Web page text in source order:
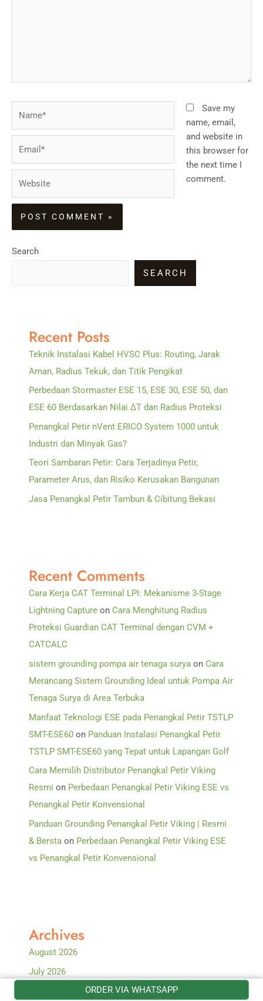
Save my
name, email,
and website in
this browser for
the next time I
comment.
Search
SEARCH
Recent Posts
Teknik Instalasi Kabel HVSC Plus: Routing, Jarak
Aman, Radius Tekuk, dan Titik Pengikat
Perbedaan Stormaster ESE 15, ESE 30, ESE 50, dan
ESE 60 Berdasarkan Nilai ΔT dan Radius Proteksi
Penangkal Petir nVent ERICO System 1000 untuk
Industri dan Minyak Gas?
Teori Sambaran Petir: Cara Terjadinya Petir,
Parameter Arus, dan Risiko Kerusakan Bangunan
Jasa Penangkal Petir Tambun & Cibitung Bekasi
Recent Comments
Cara Kerja CAT Terminal LPI: Mekanisme 3-Stage
Lightning Capture on Cara Menghitung Radius
Proteksi Guardian CAT Terminal dengan CVM +
CATCALC
sistem grounding pompa air tenaga surya on Cara
Merancang Sistem Grounding Ideal untuk Pompa Air
Tenaga Surya di Area Terbuka
Manfaat Teknologi ESE pada Penangkal Petir TSTLP
SMT-ESE60 on Panduan Instalasi Penangkal Petir
TSTLP SMT-ESE60 yang Tepat untuk Lapangan Golf
Cara Memilih Distributor Penangkal Petir Viking
Resmi on Perbedaan Penangkal Petir Viking ESE vs
Penangkal Petir Konvensional
Panduan Grounding Penangkal Petir Viking | Resmi
& Bersta on Perbedaan Penangkal Petir Viking ESE
vs Penangkal Petir Konvensional
Archives
August 2026
July 2026
ORDER VIA WHATSAPP